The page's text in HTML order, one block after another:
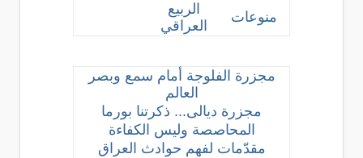
الربيع
العراقي
منوعات
مجزرة الفلوجة أمام سمع وبصر
العالم
مجزرة ديالى... ذكرتنا بورما
المحاصصة وليس الكفاءة
مقدّمات لفهم حوادث العراق